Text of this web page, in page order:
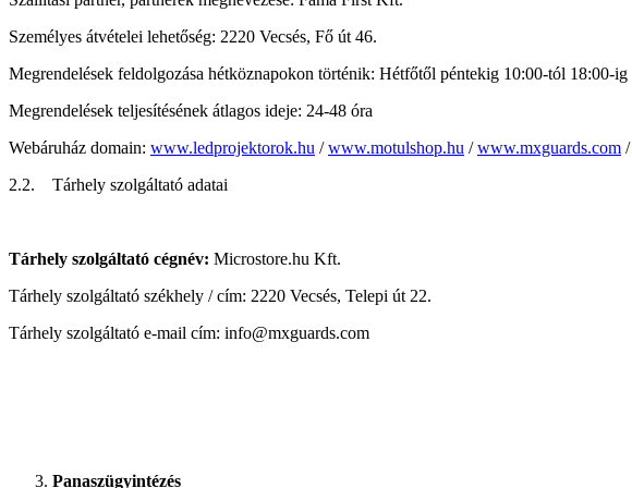
Személyes átvételei lehetőség: 2220 Vecsés, Fő út 46.
Megrendelések feldolgozása hétköznapokon történik: Hétfőtől péntekig 10:00-tól 18:00-ig
Megrendelések teljesítésének átlagos ideje: 24-48 óra
Webáruház domain: www.ledprojektorok.hu /www.motulshop.hu /www.mxguards.com /
2.2. Tárhely szolgáltató adatai
Tárhely szolgáltató cégnév: Microstore.hu Kft.
Tárhely szolgáltató székhely / cím: 2220 Vecsés, Telepi út 22.
Tárhely szolgáltató e-mail cím: info@mxguards.com
Panaszügyintézés